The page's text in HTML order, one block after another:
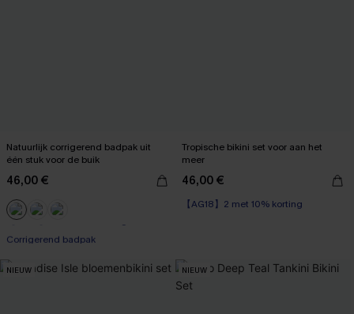
Natuurlijk corrigerend badpak uit
één stuk voor de buik
46,00 €
【AG18】2 met 10% korting
Corrigerend badpak
Tropische bikini set voor aan het
meer
46,00 €
【AG18】2 met 10% korting
NIEUW NIEUW